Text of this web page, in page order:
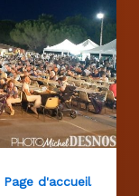
Page d'accueil